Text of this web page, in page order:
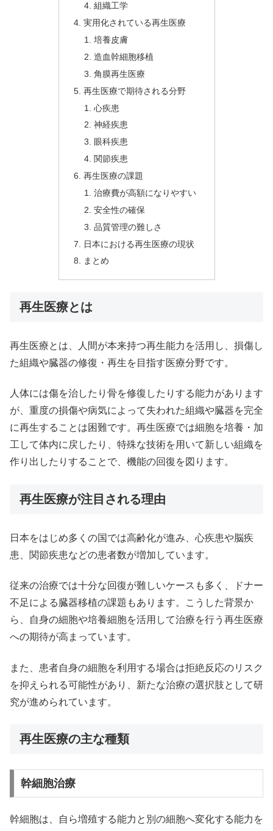
組織工学
実用化されている再生医療
培養皮膚
造血幹細胞移植
角膜再生医療
再生医療で期待される分野
心疾患
神経疾患
眼科疾患
関節疾患
再生医療の課題
治療費が高額になりやすい
安全性の確保
品質管理の難しさ
日本における再生医療の現状
まとめ
再生医療とは
再生医療とは、人間が本来持つ再生能力を活用し、損傷し
た組織や臓器の修復・再生を目指す医療分野です。
人体には傷を治したり骨を修復したりする能力があります
が、重度の損傷や病気によって失われた組織や臓器を完全
に再生することは困難です。再生医療では細胞を培養・加
工して体内に戻したり、特殊な技術を用いて新しい組織を
作り出したりすることで、機能の回復を図ります。
再生医療が注目される理由
日本をはじめ多くの国では高齢化が進み、心疾患や脳疾
患、関節疾患などの患者数が増加しています。
従来の治療では十分な回復が難しいケースも多く、ドナー
不足による臓器移植の課題もあります。こうした背景か
ら、自身の細胞や培養細胞を活用して治療を行う再生医療
への期待が高まっています。
また、患者自身の細胞を利用する場合は拒絶反応のリスク
を抑えられる可能性があり、新たな治療の選択肢として研
究が進められています。
再生医療の主な種類
幹細胞治療
幹細胞は、自ら増殖する能力と別の細胞へ変化する能力を